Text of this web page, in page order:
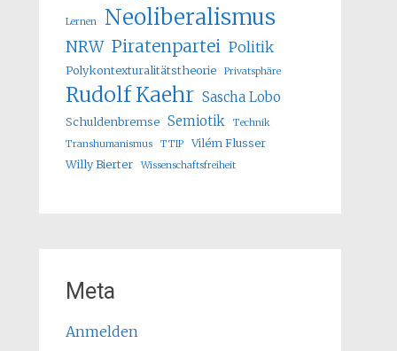
Lernen Neoliberalismus
NRW Piratenpartei Politik
Polykontexturalitätstheorie Privatsphäre
Rudolf Kaehr Sascha Lobo
Schuldenbremse Semiotik
Technik
Transhumanismus
TTIP
Vilém Flusser
Willy Bierter
Wissenschaftsfreiheit
Meta
Anmelden